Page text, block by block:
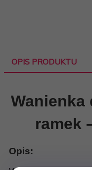
OPIS PRODUKTU
ramek
Opis: